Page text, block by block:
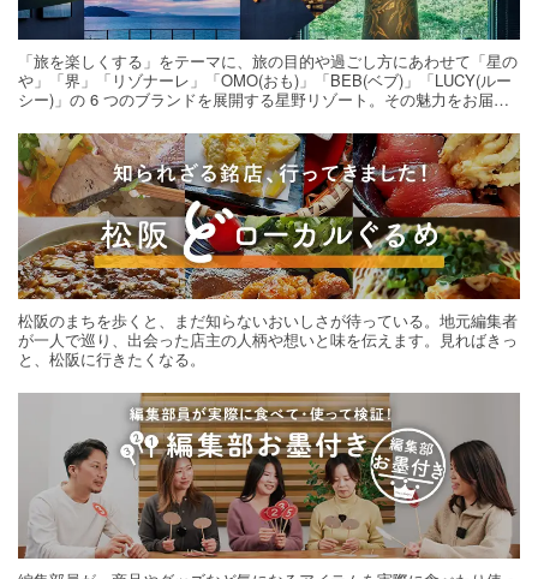
「旅を楽しくする」をテーマに、旅の目的や過ごし方にあわせて「星の
や」「界」「リゾナーレ」「OMO(おも)」「BEB(ベブ)」「LUCY(ルー
シー)」の 6 つのブランドを展開する星野リゾート。その魅力をお届け
松阪のまちを歩くと、まだ知らないおいしさが待っている。地元編集者
が一人で巡り、出会った店主の人柄や想いと味を伝えます。見ればきっ
と、松阪に行きたくなる。